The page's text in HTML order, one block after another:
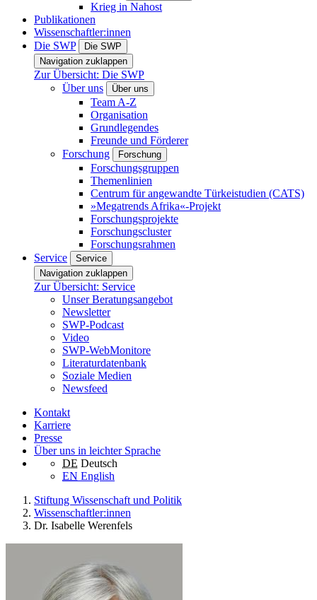
Krieg in Nahost
Publikationen
Wissenschaftler:innen
Die SWP
Die SWP
Navigation zuklappen
Zur Übersicht: Die SWP
Über uns
Über uns
Team A-Z
Organisation
Grundlegendes
Freunde und Förderer
Forschung
Forschung
Forschungsgruppen
Themenlinien
Centrum für angewandte Türkeistudien (CATS)
»Megatrends Afrika«-Projekt
Forschungsprojekte
Forschungscluster
Forschungsrahmen
Service
Service
Navigation zuklappen
Zur Übersicht: Service
Unser Beratungsangebot
Newsletter
SWP-Podcast
Video
SWP-WebMonitore
Literaturdatenbank
Soziale Medien
Newsfeed
Kontakt
Karriere
Presse
Über uns in leichter Sprache
DE Deutsch
EN English
Stiftung Wissenschaft und Politik
Wissenschaftler:innen
Dr. Isabelle Werenfels